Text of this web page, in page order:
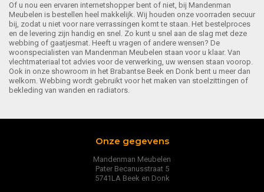
Of u nou een ervaren internetshopper bent of niet, bij Mandenman
Meubelen is bestellen heel makkelijk. Wij houden onze voorraden secuur
bij, zodat u niet voor nare verrassingen komt te staan. Het bestelproces
en de levering zijn handig en snel. Zo kunt u snel aan de slag met deze
webbing of gaatjesmat. Heeft u vragen of andere wensen? De
woonspecialisten van Mandenman Meubelen staan voor u klaar. Van
vlechtmateriaal tot advies voor de verwerking, uw wensen staan voorop.
Ook in onze showroom in het Brabantse Beek en Donk bent u meer dan
welkom. Webbing wordt gebruikt voor het maken van stoelzittingen of
bekleding van wanden en radiators.
Onze gegevens
Mandenman Meubelen
Pater Becanusstraat 5
5741LA Beek en Donk